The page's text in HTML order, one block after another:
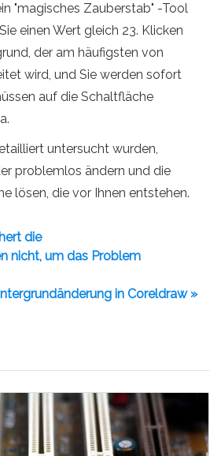
"magisches Zauberstab" -Tool
einen Wert gleich 23. Klicken
der am häufigsten von
wird, und Sie werden sofort
auf die Schaltfläche
untersucht wurden,
problemlos ändern und die
lösen, die vor Ihnen entstehen.
die
nicht, um das Problem
in Coreldraw »